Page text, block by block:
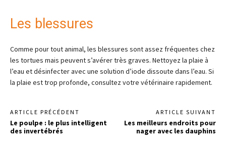
Les blessures
Comme pour tout animal, les blessures sont assez fréquentes chez
les tortues mais peuvent s’avérer très graves. Nettoyez la plaie à
l’eau et désinfecter avec une solution d’iode dissoute dans l’eau. Si
la plaie est trop profonde, consultez votre vétérinaire rapidement.
ARTICLE PRÉCÉDENT
Le poulpe : le plus intelligent
des invertébrés
ARTICLE SUIVANT
Les meilleurs endroits pour
nager avec les dauphins